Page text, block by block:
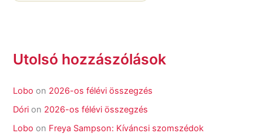
Utolsó hozzászólások
Lobo on 2026-os félévi összegzés
Dóri on 2026-os félévi összegzés
Lobo on Freya Sampson: Kíváncsi szomszédok